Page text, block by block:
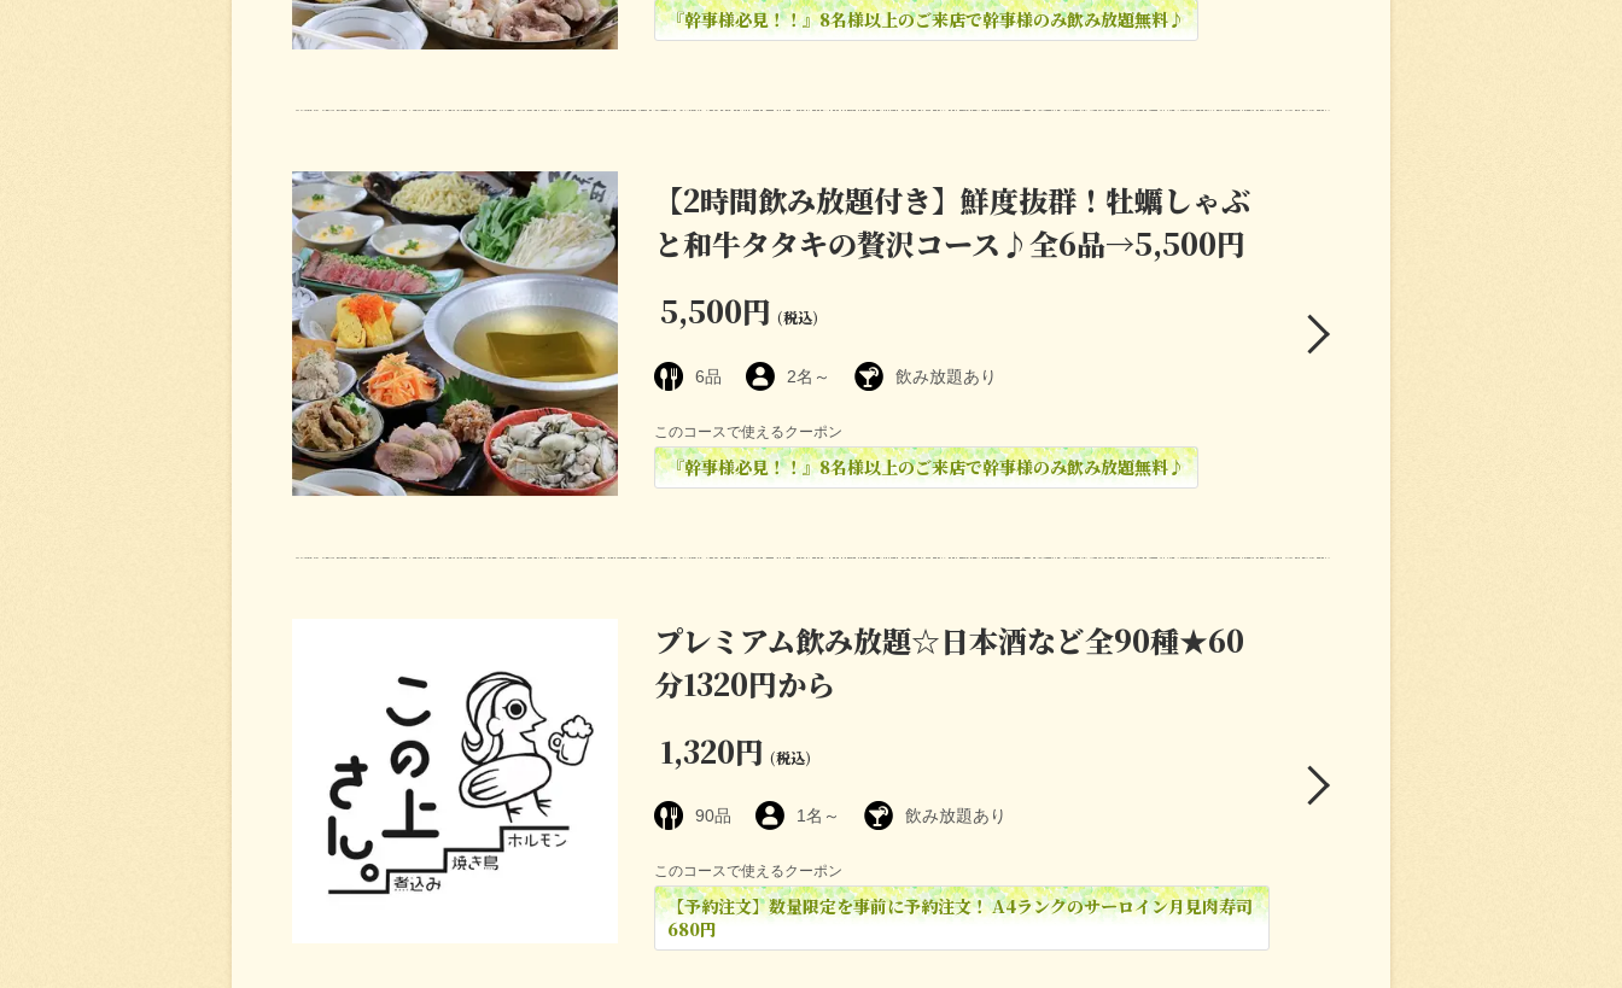
『幹事様必見！！』8名様以上のご来店で幹事様のみ飲み放題無料♪
【2時間飲み放題付き】鮮度抜群！牡蠣しゃぶ
と和牛タタキの贅沢コース♪全6品→5,500円
5,500円 (税込)
6品 2名～ 飲み放題あり
このコースで使えるクーポン
『幹事様必見！！』8名様以上のご来店で幹事様のみ飲み放題無料♪
プレミアム飲み放題☆日本酒など全90種★60
分1320円から
1,320円 (税込)
90品 1名～ 飲み放題あり
このコースで使えるクーポン
【予約注文】数量限定を事前に予約注文！ A4ランクのサーロイン月見肉寿司
680円